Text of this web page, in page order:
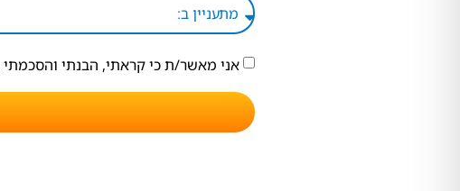
אני מאשר/ת כי קראתי, הבנתי